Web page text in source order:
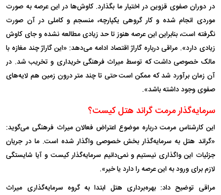
در دوران صفوی قزوین در اختیار ما بگذارد. کاوش‌ها در این عرصه به صورت
موردی انجام شده و کار گروهی یکپارچه، منسجم و کاملی در آن صورت
نگرفته است، بنابراین این عرصه هنوز تا حد زیادی مطالعه نشده و جای کاوش
زیادی دارد». مراقی درباره گاراژ اقتصاد ادامه می‌دهد: «این گاراژ چند مغازه با
مالک خصوصی داشت که توسط میراث فرهنگی خریداری و تخریب شد. در
آن زمان برآورد شد که ممکن است حتی تا چند متر درون زمین هم لایه‌های
صفوی وجود داشته باشد».
سرمایه‌گذار مرمت گراند هتل کیست؟
این کارشناس مرمت درباره موضوع اعتراض فعالان میراث فرهنگی می‌گوید:
«گراند هتل به سرمایه‌گذار بخش خصوصی واگذار شده است. ما در جریان
جزئیات این واگذاری نیستیم و نمی‌دانیم سرمایه‌گذار کیست و آیا شایستگی
لازم برای ورود به این عرصه را دارد یا خیر».
مراقی توضیح داد: بهره‌برداری هتل ابتدا به گروه سرمایه‌گذاری میراث